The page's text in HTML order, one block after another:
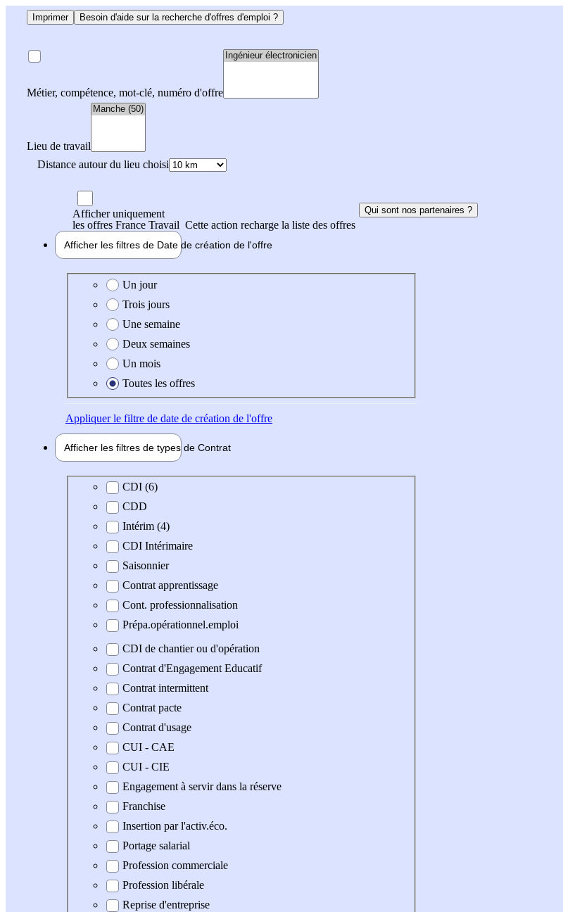
Imprimer Besoin d'aide sur la recherche d'offres d'emploi ?
Métier, compétence, mot-clé, numéro d'offre
Lieu de travail
Distance autour du lieu choisi
Afficher uniquement
les offres France Travail Cette action recharge la liste des offres
Qui sont nos partenaires ?
Afficher les filtres de Date de création de l'offre
Date de création de l'offre
Un jour
Trois jours
Une semaine
Deux semaines
Un mois
Toutes les offres
Appliquerle filtre de date de création de l'offre
Afficher les filtres de types de Contrat
Type de contrat
CDI (6)
CDD
Intérim (4)
CDI Intérimaire
Saisonnier
Contrat apprentissage
Cont. professionnalisation
Prépa.opérationnel.emploi
CDI de chantier ou d'opération
Contrat d'Engagement Educatif
Contrat intermittent
Contrat pacte
Contrat d'usage
CUI - CAE
CUI - CIE
Engagement à servir dans la réserve
Franchise
Insertion par l'activ.éco.
Portage salarial
Profession commerciale
Profession libérale
Reprise d'entreprise